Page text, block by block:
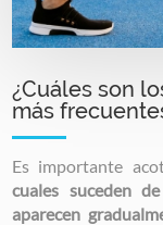
¿Cuáles son
más
Es importante
cuales suceden
aparecen